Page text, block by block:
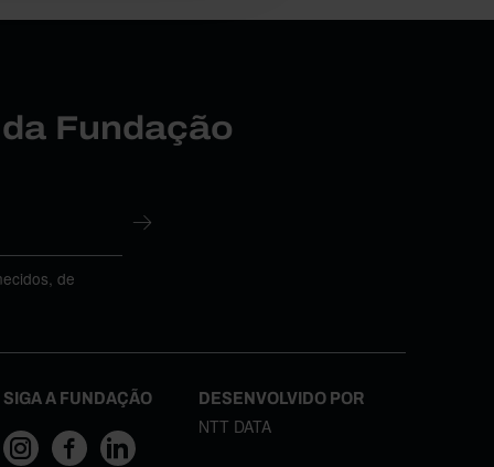
Fundação
de
SIGA A FUNDAÇÃO DESENVOLVIDO POR
NTT DATA